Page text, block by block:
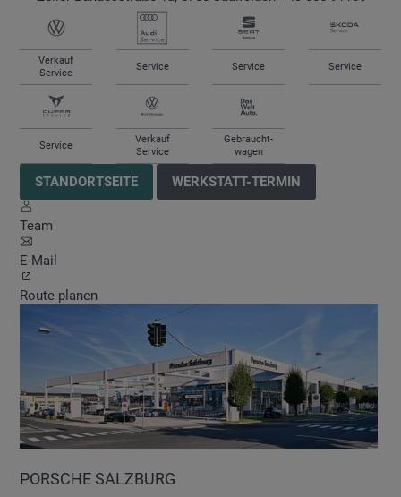
Verkauf
Service
Service Service Service
Service
Verkauf
Service
Gebraucht-
wagen
STANDORTSEITE WERKSTATT-TERMIN
Team
E-Mail
Route planen
PORSCHE SALZBURG